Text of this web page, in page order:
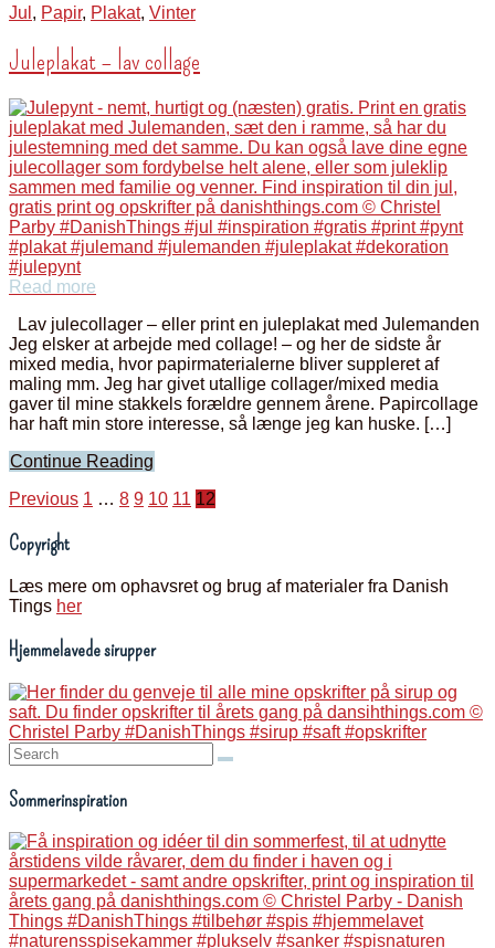
Jul , Papir, Plakat, Vinter
Juleplakat – lav collage
Read more
Lav julecollager – eller print en juleplakat med Julemanden
Jeg elsker at arbejde med collage! – og her de sidste år
mixed media, hvor papirmaterialerne bliver suppleret af
maling mm. Jeg har givet utallige collager/mixed media
gaver til mine stakkels forældre gennem årene. Papircollage
har haft min store interesse, så længe jeg kan huske. […]
Continue Reading
Indlægsinddeling
Previous 1 … 8 9 10 11 12
Copyright
Læs mere om ophavsret og brug af materialer fra Danish
Tings her
Hjemmelavede sirupper
Search:
Sommerinspiration